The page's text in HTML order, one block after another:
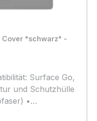
Cover *schwarz* -
Surface Go,
und Schutzhülle
•
• Gewicht: 245g